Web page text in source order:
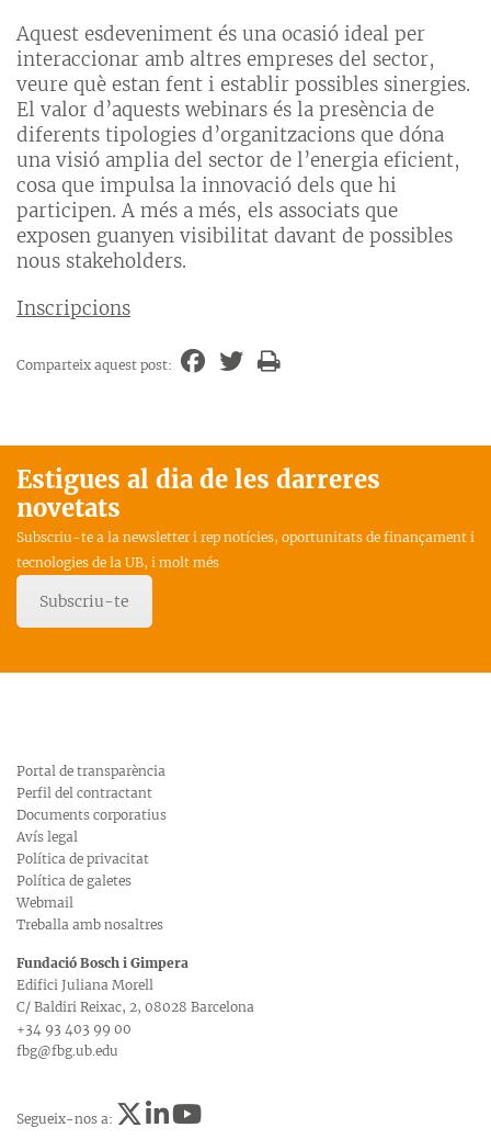
Aquest esdeveniment és una ocasió ideal per
interaccionar amb altres empreses del sector,
veure què estan fent i establir possibles sinergies.
El valor d’aquests webinars és la presència de
diferents tipologies d’organitzacions que dóna
una visió amplia del sector de l’energia eficient,
cosa que impulsa la innovació dels que hi
participen. A més a més, els associats que
exposen guanyen visibilitat davant de possibles
nous stakeholders.
Inscripcions
Comparteix aquest post:
Estigues al dia de les darreres
novetats
Subscriu-te a la newsletter i rep notícies, oportunitats de finançament i
tecnologies de la UB, i molt més
Subscriu-te
Portal de transparència
Perfil del contractant
Documents corporatius
Avís legal
Política de privacitat
Política de galetes
Webmail
Treballa amb nosaltres
Fundació Bosch i Gimpera
Edifici Juliana Morell
C/ Baldiri Reixac, 2, 08028 Barcelona
+34 93 403 99 00
fbg@fbg.ub.edu
Segueix-nos a: